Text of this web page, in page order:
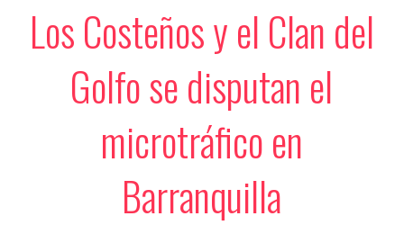
Los Costeños y el Clan del
Golfo se disputan el
microtráfico en
Barranquilla